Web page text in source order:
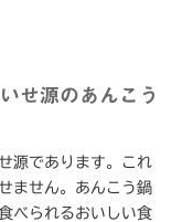
せ源のあんこう
源であります。これ
ません。あんこう鍋
べられるおいしい食